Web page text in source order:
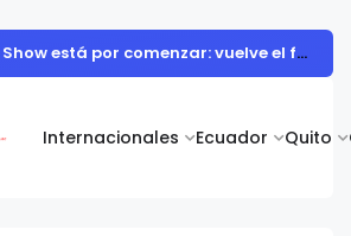
Internacionales Ecuador Quito
Muestra de arte contemporáneo reunió a cuerpo diplomático y artistas nacionales en la Academia Diplomática Galo Plaza